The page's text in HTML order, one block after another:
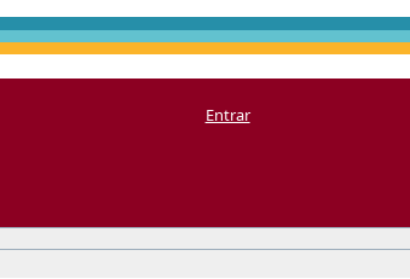
Entrar